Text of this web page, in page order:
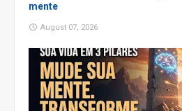
mente
August 07, 2026